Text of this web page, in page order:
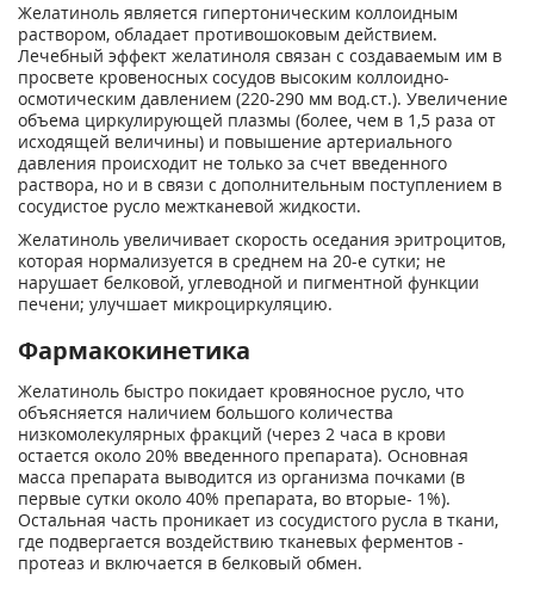
Желатиноль является гипертоническим коллоидным
раствором, обладает противошоковым действием.
Лечебный эффект желатиноля связан с создаваемым им в
просвете кровеносных сосудов высоким коллоидно-
осмотическим давлением (220-290 мм вод.ст.). Увеличение
объема циркулирующей плазмы (более, чем в 1,5 раза от
исходящей величины) и повышение артериального
давления происходит не только за счет введенного
раствора, но и в связи с дополнительным поступлением в
сосудистое русло межтканевой жидкости.
Желатиноль увеличивает скорость оседания эритроцитов,
которая нормализуется в среднем на 20-е сутки; не
нарушает белковой, углеводной и пигментной функции
печени; улучшает микроциркуляцию.
Фармакокинетика
Желатиноль быстро покидает кровяносное русло, что
объясняется наличием большого количества
низкомолекулярных фракций (через 2 часа в крови
остается около 20% введенного препарата). Основная
масса препарата выводится из организма почками (в
первые сутки около 40% препарата, во вторые- 1%).
Остальная часть проникает из сосудистого русла в ткани,
где подвергается воздействию тканевых ферментов -
протеаз и включается в белковый обмен.